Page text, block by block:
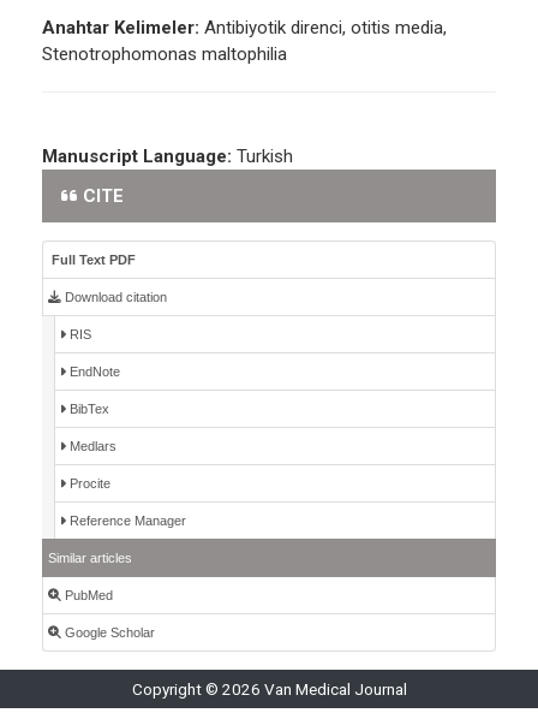
Anahtar Kelimeler: Antibiyotik direnci, otitis media,
Stenotrophomonas maltophilia
Manuscript Language: Turkish
CITE
Full Text PDF
Download citation
RIS
EndNote
BibTex
Medlars
Procite
Reference Manager
Similar articles
PubMed
Google Scholar
Copyright © 2026 Van Medical Journal